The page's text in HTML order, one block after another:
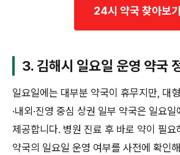
24시 약국 찾아보기
3. 김해시 일요일 운영 약국
일요일에는 대부분 약국이 휴무지만, 대
·내외·진영 중심 상권 일부 약국은 일요
제공합니다. 병원 진료 후 바로 약이 필요
약국의 일요일 운영 여부를 사전에 확인